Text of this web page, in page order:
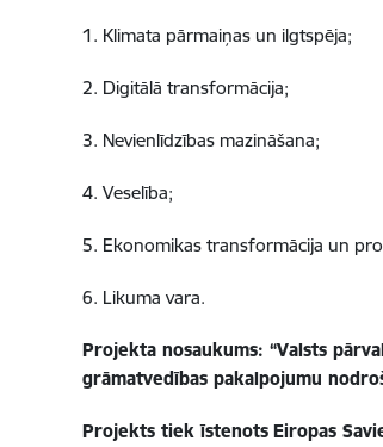
1. Klimata pārmaiņas un ilgtspēja;
2. Digitālā transformācija;
3. Nevienlīdzības mazināšana;
4. Veselība;
5. Ekonomikas transformācija un
6. Likuma vara.
Projekta nosaukums:“Valsts
grāmatvedības pakalpojumu
Projekts tiek īstenots Eiropas